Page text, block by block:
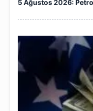
5 Ağustos 2026: